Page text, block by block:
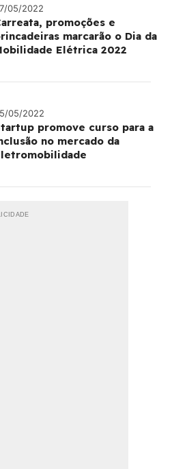
05/2022
promoções e
marcarão o Dia da
Elétrica 2022
05/2022
promove curso para a
no mercado da